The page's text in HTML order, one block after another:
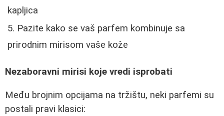
kapljica
Pazite kako se vaš parfem kombinuje sa
prirodnim mirisom vaše kože
Nezaboravni mirisi koje vredi isprobati
Među brojnim opcijama na tržištu, neki parfemi su
postali pravi klasici: